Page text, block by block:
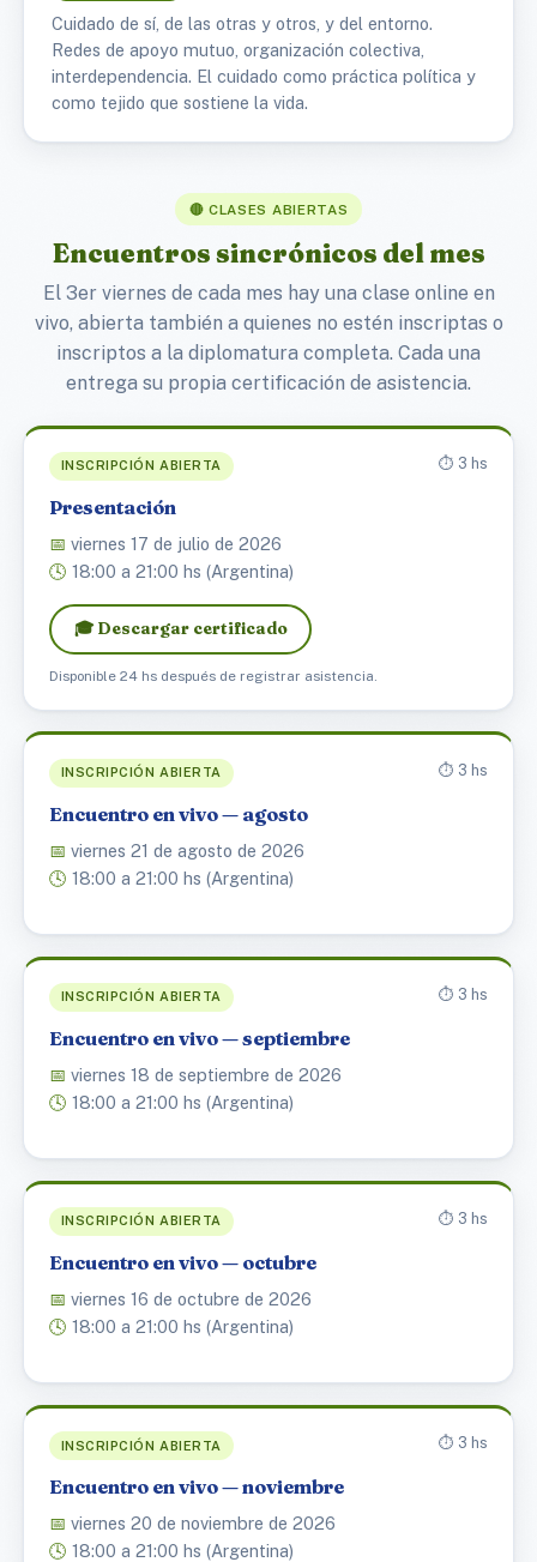
Cuidado de sí, de las otras y otros, y del entorno.
Redes de apoyo mutuo, organización colectiva,
interdependencia. El cuidado como práctica política y
como tejido que sostiene la vida.
🔴 CLASES ABIERTAS
Encuentros sincrónicos del mes
El 3er viernes de cada mes hay una clase online en
vivo, abierta también a quienes no estén inscriptas o
inscriptos a la diplomatura completa. Cada una
entrega su propia certificación de asistencia.
INSCRIPCIÓN ABIERTA ⏱️ 3 hs
Presentación
📅 viernes 17 de julio de 2026
🕓 18:00 a 21:00 hs (Argentina)
🎓 Descargar certificado
Disponible 24 hs después de registrar asistencia.
INSCRIPCIÓN ABIERTA ⏱️ 3 hs
Encuentro en vivo — agosto
📅 viernes 21 de agosto de 2026
🕓 18:00 a 21:00 hs (Argentina)
INSCRIPCIÓN ABIERTA ⏱️ 3 hs
Encuentro en vivo — septiembre
📅 viernes 18 de septiembre de 2026
🕓 18:00 a 21:00 hs (Argentina)
INSCRIPCIÓN ABIERTA ⏱️ 3 hs
Encuentro en vivo — octubre
📅 viernes 16 de octubre de 2026
🕓 18:00 a 21:00 hs (Argentina)
INSCRIPCIÓN ABIERTA ⏱️ 3 hs
Encuentro en vivo — noviembre
📅 viernes 20 de noviembre de 2026
🕓 18:00 a 21:00 hs (Argentina)